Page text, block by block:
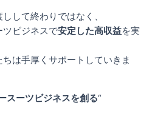
して終わりではなく、
ツビジネスで安定した高収益を実
は手厚くサポートしていきま
スーツビジネスを創る“